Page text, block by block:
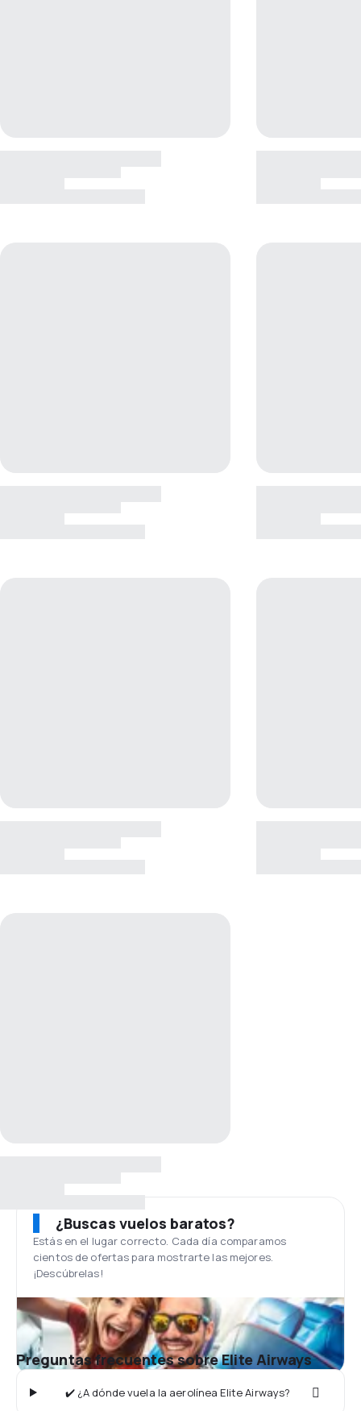
¿Buscas vuelos baratos?
Estás en el lugar correcto. Cada día comparamos
cientos de ofertas para mostrarte las mejores.
¡Descúbrelas!
Preguntas frecuentes sobre Elite Airways
✔️ ¿A dónde vuela la aerolínea Elite Airways?